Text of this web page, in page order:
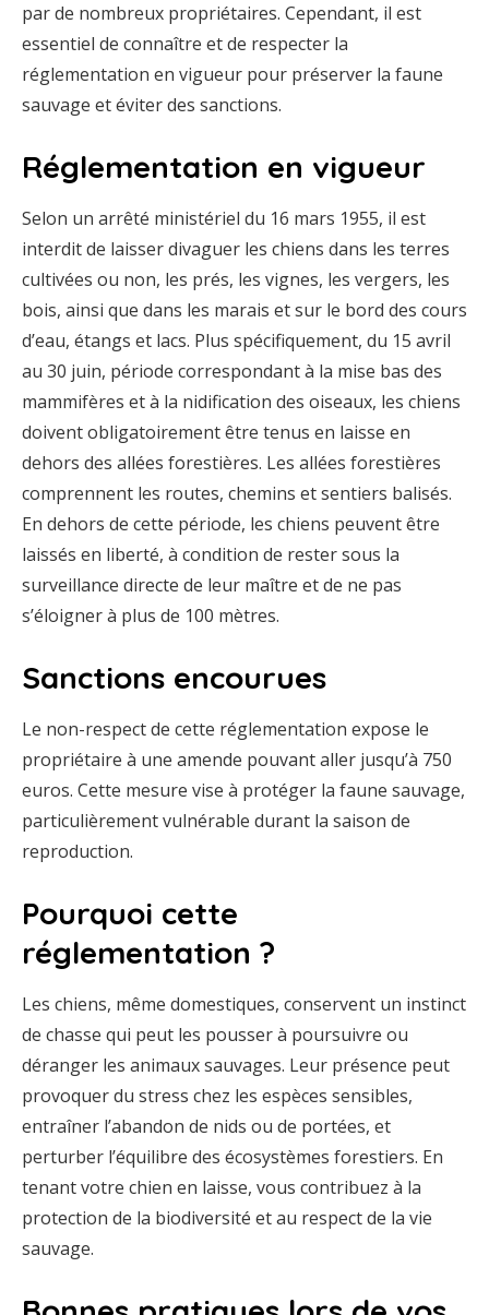
par de nombreux propriétaires. Cependant, il est
essentiel de connaître et de respecter la
réglementation en vigueur pour préserver la faune
sauvage et éviter des sanctions.
Réglementation en vigueur
Selon un arrêté ministériel du 16 mars 1955, il est
interdit de laisser divaguer les chiens dans les terres
cultivées ou non, les prés, les vignes, les vergers, les
bois, ainsi que dans les marais et sur le bord des cours
d’eau, étangs et lacs. Plus spécifiquement, du 15 avril
au 30 juin, période correspondant à la mise bas des
mammifères et à la nidification des oiseaux, les chiens
doivent obligatoirement être tenus en laisse en
dehors des allées forestières. Les allées forestières
comprennent les routes, chemins et sentiers balisés.
En dehors de cette période, les chiens peuvent être
laissés en liberté, à condition de rester sous la
surveillance directe de leur maître et de ne pas
s’éloigner à plus de 100 mètres.
Sanctions encourues
Le non-respect de cette réglementation expose le
propriétaire à une amende pouvant aller jusqu’à 750
euros. Cette mesure vise à protéger la faune sauvage,
particulièrement vulnérable durant la saison de
reproduction.
Pourquoi cette
réglementation ?
Les chiens, même domestiques, conservent un instinct
de chasse qui peut les pousser à poursuivre ou
déranger les animaux sauvages. Leur présence peut
provoquer du stress chez les espèces sensibles,
entraîner l’abandon de nids ou de portées, et
perturber l’équilibre des écosystèmes forestiers. En
tenant votre chien en laisse, vous contribuez à la
protection de la biodiversité et au respect de la vie
sauvage.